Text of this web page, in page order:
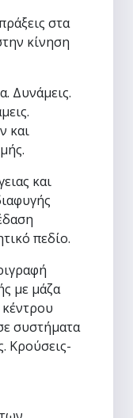
στα
κίνηση
Δυνάμεις.
και
και
πεδίο.
με μάζα
συστήματα
Κρούσεις-